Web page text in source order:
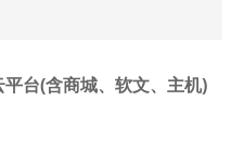
台(含商城、软文、主机)